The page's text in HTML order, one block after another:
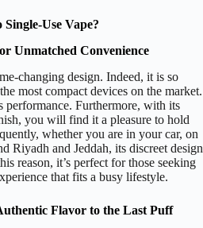
Use Vape?
Unmatched Convenience
changing design. Indeed, it is so
most compact devices on the market.
Furthermore, with its
you will find it a pleasure to hold
whether you are in your car, on
Riyadh and Jeddah, its discreet design
reason, it’s perfect for those seeking
that fits a busy lifestyle.
Flavor to the Last Puff